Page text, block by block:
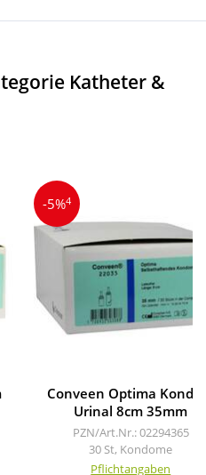
Katheter &
-5%4
Conveen Optima
Urinal 8cm 35mm
PZN/Art.Nr.: 02294365
30 St, Kondome
Pflichtangaben